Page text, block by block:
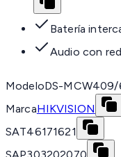
Batería
Audio con
ModeloDS-
MarcaHIKVISION
SAT46171621